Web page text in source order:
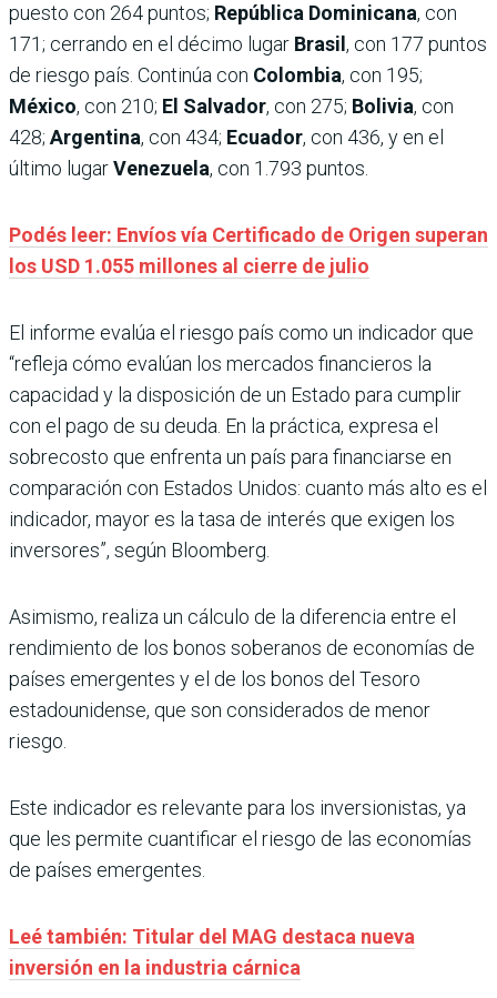
puesto con 264 puntos; República Dominicana, con
171; cerrando en el décimo lugar Brasil , con 177 puntos
de riesgo país. Continúa con Colombia, con 195;
México, con 210; El Salvador, con 275; Bolivia, con
428; Argentina, con 434; Ecuador, con 436, y en el
último lugarVenezuela, con 1.793 puntos.
Podés leer: Envíos vía Certificado de Origen superan
los USD 1.055 millones al cierre de julio
El informe evalúa el riesgo país como un indicador que
“refleja cómo evalúan los mercados financieros la
capacidad y la disposición de un Estado para cumplir
con el pago de su deuda. En la práctica, expresa el
sobrecosto que enfrenta un país para financiarse en
comparación con Estados Unidos: cuanto más alto es el
indicador, mayor es la tasa de interés que exigen los
inversores”, según Bloomberg.
Asimismo, realiza un cálculo de la diferencia entre el
rendimiento de los bonos soberanos de economías de
países emergentes y el de los bonos del Tesoro
estadounidense, que son considerados de menor
riesgo.
Este indicador es relevante para los inversionistas, ya
que les permite cuantificar el riesgo de las economías
de países emergentes.
Leé también: Titular del MAG destaca nueva
inversión en la industria cárnica